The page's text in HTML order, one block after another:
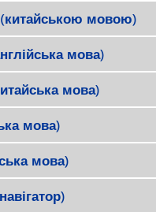
мовою)
мова)
мова)
мова)
мова)